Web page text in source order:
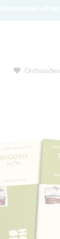
Onthouden